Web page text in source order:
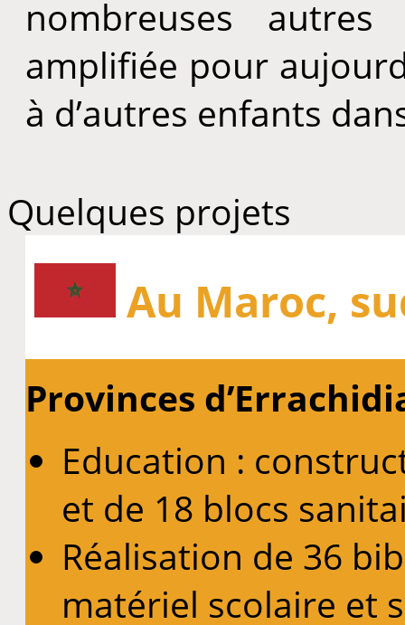
nombreuses autres
amplifiée pour
à d’autres enfants
Quelques projets
Au Maroc,
Provinces
Education :
et de 18 blocs
Réalisation de 36
matériel scolaire et